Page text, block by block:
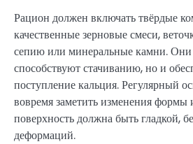
Рацион должен включать твёрдые
качественные зерновые смеси,
сепию или минеральные камни. Они
способствуют стачиванию, но и
поступление кальция. Регулярный
вовремя заметить изменения
поверхность должна быть гладкой,
деформаций.